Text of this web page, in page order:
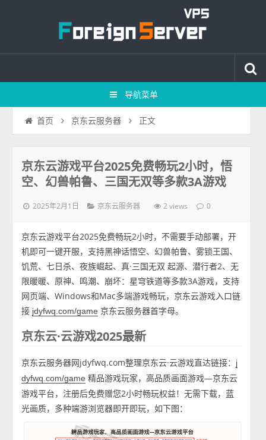
导航菜单
首页 京东云服务器 正文
京东云游戏平台2025免费畅玩2小时，悟
空、幻兽帕鲁、三国无双等多款3A游戏
2025年2月1日 京东云服务器 2 views 0
京东云游戏平台2025免费畅玩2小时，不需要手动部署，开
机即可一键开服，支持黑神话悟空、幻兽帕鲁、雾锁王国、
饥荒、七日杀、夜族崛起、真·三国无双 起源、潜行者2、无
限暖暖、原神、鸣潮、崩坏：星穹铁道等多款3A游戏，支持
网页端、Windows和Mac多端游戏畅玩，京东云游戏入口链
接 jdyfwq.com/game 京东云服务器首字母。
京东云·云游戏2025最新
京东云服务器网jdyfwq.com整理京东云·云游戏直达链接：
j
dyfwq.com/game 精品游戏玩家，高品质画面游戏—京东云
游戏平台，注册后免费赠您2小时畅玩权益！无需下载，蓝
光画质，多种端游浏览器即开即玩，如下图：